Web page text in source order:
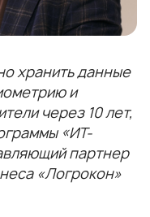
хранить данные
и
через 10 лет,
«ИТ-
партнер
«Логрокон»